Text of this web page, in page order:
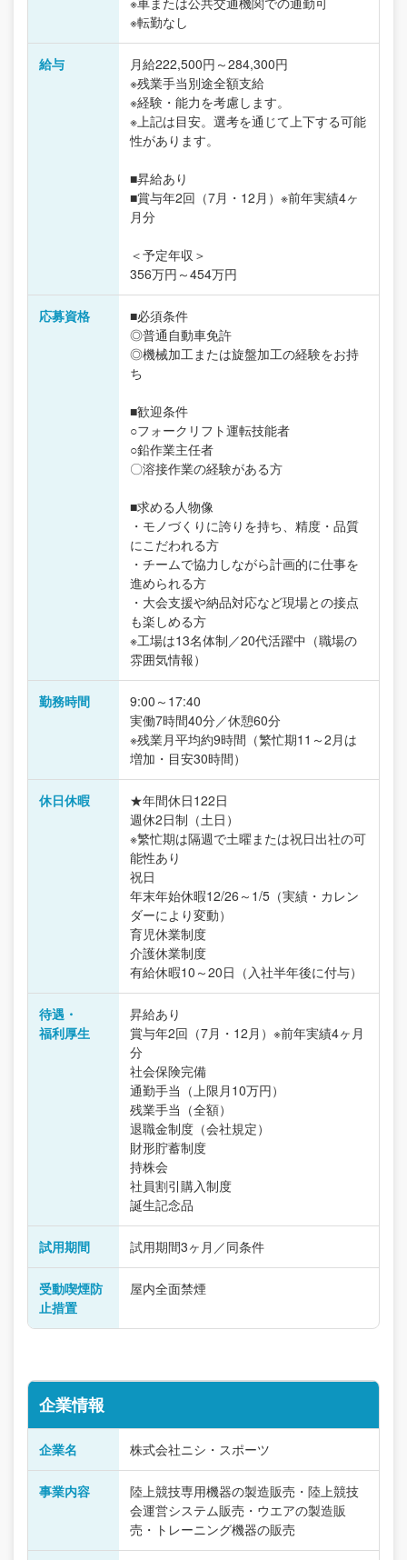
※転勤なし
給与
月給222,500円～284,300円
※残業手当別途全額支給
※経験・能力を考慮します。
※上記は目安。選考を通じて上下する可能
性があります。
■昇給あり
■賞与年2回（7月・12月）※前年実績4ヶ
月分
＜予定年収＞
356万円～454万円
応募資格
■必須条件
◎普通自動車免許
◎機械加工または旋盤加工の経験をお持
ち
■歓迎条件
○フォークリフト運転技能者
○鉛作業主任者
〇溶接作業の経験がある方
■求める人物像
・モノづくりに誇りを持ち、精度・品質
にこだわれる方
・チームで協力しながら計画的に仕事を
進められる方
・大会支援や納品対応など現場との接点
も楽しめる方
※工場は13名体制／20代活躍中（職場の
雰囲気情報）
勤務時間
9:00～17:40
実働7時間40分／休憩60分
※残業月平均約9時間（繁忙期11～2月は
増加・目安30時間）
休日休暇
★年間休日122日
週休2日制（土日）
※繁忙期は隔週で土曜または祝日出社の可
能性あり
祝日
年末年始休暇12/26～1/5（実績・カレン
ダーにより変動）
育児休業制度
介護休業制度
有給休暇10～20日（入社半年後に付与）
待遇・
福利厚生
昇給あり
賞与年2回（7月・12月）※前年実績4ヶ月
分
社会保険完備
通勤手当（上限月10万円）
残業手当（全額）
退職金制度（会社規定）
財形貯蓄制度
持株会
社員割引購入制度
誕生記念品
試用期間 試用期間3ヶ月／同条件
受動喫煙防
止措置
屋内全面禁煙
企業情報
企業名 株式会社ニシ・スポーツ
事業内容
陸上競技専用機器の製造販売・陸上競技
会運営システム販売・ウエアの製造販
売・トレーニング機器の販売